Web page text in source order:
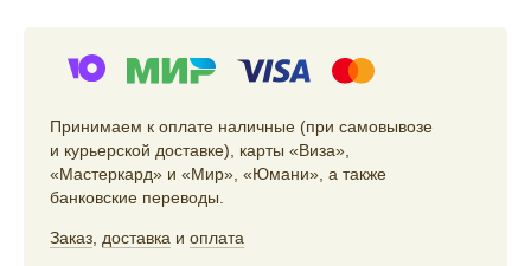
Принимаем к оплате наличные (при самовывозе
и курьерской доставке), карты «Виза»,
«Мастеркард» и «Мир», «Юмани», а также
банковские переводы.
Заказ доставка и оплата